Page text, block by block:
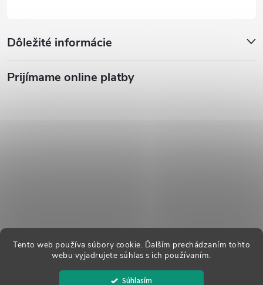
Tento web používa súbory cookie. Ďalším prechádzaním tohto
webu vyjadrujete súhlas s ich používaním.
Súhlasím
Dôležité informácie
Prijímame online platby
Dreváky Buxa . Všetky práva vyhradené.